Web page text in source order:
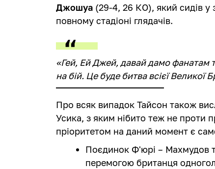
Джошуа (29-4, 26 КО), який сидів у
повному стадіоні глядачів.
«Гей, Ей Джей, давай дамо фанатам
на бій. Це буде битва всієї Великої
Про всяк випадок Тайсон також
Усика, з яким нібито теж не проти
пріоритетом на даний момент є
Поєдинок Ф'юрі – Махмудов
перемогою британця